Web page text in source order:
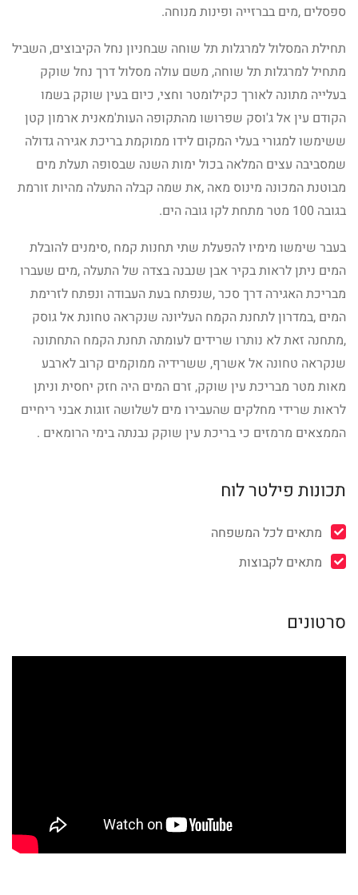
ספסלים ,מים בברזייה ופינות מנוחה.
תחילת המסלול למרגלות תל שוחה שבחניון נחל הקיבוצים, השביל
מתחיל למרגלות תל שוחה, משם עולה מסלול דרך נחל שוקק
בעלייה מתונה לאורך כקילומטר וחצי, כיום בעין שוקק בשמו
הקודם עין אל ג'וסק שפרושו מהתקופה העות'מאנית ארמון קטן
ששימשו למגורי בעלי המקום לידו ממוקמת בריכת אגירה גדולה
שמסביבה עצים המלאה בכול ימות השנה שבסופה תעלת מים
מבוטנת המכונה מינוס מאה ,את שמה קבלה התעלה מהיות זורמת
בגובה 100 מטר מתחת לקו גובה הים.
בעבר שימשו מימיו להפעלת שתי תחנות קמח ,סימנים להובלת
המים ניתן לראות בקיר אבן שנבנה בצדה של התעלה ,מים שעברו
מבריכת האגירה דרך סכר ,שנפתח בעת העבודה ונפתח לזרימת
המים ,במדרון לתחנת הקמח העליונה שנקראה טחונת אל גוסק
,מתחנה זאת לא נותרו שרידים לעומתה תחנת הקמח התחתונה
שנקראה טחונה אל אשרף, ששרידיה ממוקמים קרוב לארבע
מאות מטר מבריכת עין שוקק, זרם המים היה חזק יחסית וניתן
לראות שרידי מחלקים שהעבירו מים לשלושה זוגות אבני ריחיים
הממצאים מרמזים כי בריכת עין שוקק נבנתה בימי הרומאים .
תכונות פילטר לוח
מתאים לכל המשפחה
מתאים לקבוצות
סרטונים